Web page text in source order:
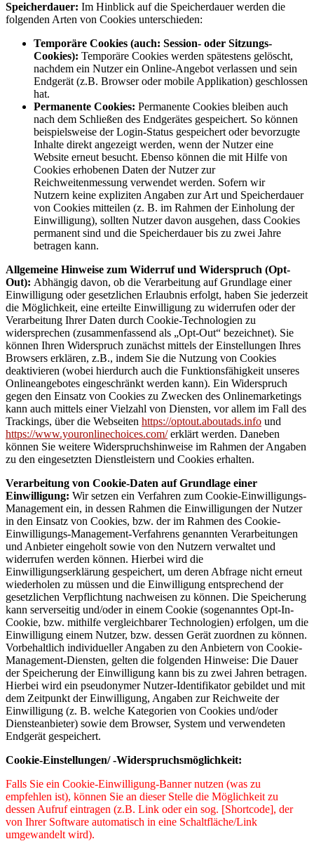
Speicherdauer: Im Hinblick auf die Speicherdauer werden die
folgenden Arten von Cookies unterschieden:
Temporäre Cookies (auch: Session- oder Sitzungs-
Cookies): Temporäre Cookies werden spätestens gelöscht,
nachdem ein Nutzer ein Online-Angebot verlassen und sein
Endgerät (z.B. Browser oder mobile Applikation) geschlossen
hat.
Permanente Cookies: Permanente Cookies bleiben auch
nach dem Schließen des Endgerätes gespeichert. So können
beispielsweise der Login-Status gespeichert oder bevorzugte
Inhalte direkt angezeigt werden, wenn der Nutzer eine
Website erneut besucht. Ebenso können die mit Hilfe von
Cookies erhobenen Daten der Nutzer zur
Reichweitenmessung verwendet werden. Sofern wir
Nutzern keine expliziten Angaben zur Art und Speicherdauer
von Cookies mitteilen (z. B. im Rahmen der Einholung der
Einwilligung), sollten Nutzer davon ausgehen, dass Cookies
permanent sind und die Speicherdauer bis zu zwei Jahre
betragen kann.
Allgemeine Hinweise zum Widerruf und Widerspruch (Opt-
Out): Abhängig davon, ob die Verarbeitung auf Grundlage einer
Einwilligung oder gesetzlichen Erlaubnis erfolgt, haben Sie jederzeit
die Möglichkeit, eine erteilte Einwilligung zu widerrufen oder der
Verarbeitung Ihrer Daten durch Cookie-Technologien zu
widersprechen (zusammenfassend als „Opt-Out“ bezeichnet). Sie
können Ihren Widerspruch zunächst mittels der Einstellungen Ihres
Browsers erklären, z.B., indem Sie die Nutzung von Cookies
deaktivieren (wobei hierdurch auch die Funktionsfähigkeit unseres
Onlineangebotes eingeschränkt werden kann). Ein Widerspruch
gegen den Einsatz von Cookies zu Zwecken des Onlinemarketings
kann auch mittels einer Vielzahl von Diensten, vor allem im Fall des
Trackings, über die Webseiten https://optout.aboutads.info und
https://www.youronlinechoices.com/erklärt werden. Daneben
können Sie weitere Widerspruchshinweise im Rahmen der Angaben
zu den eingesetzten Dienstleistern und Cookies erhalten.
Verarbeitung von Cookie-Daten auf Grundlage einer
Einwilligung: Wir setzen ein Verfahren zum Cookie-Einwilligungs-
Management ein, in dessen Rahmen die Einwilligungen der Nutzer
in den Einsatz von Cookies, bzw. der im Rahmen des Cookie-
Einwilligungs-Management-Verfahrens genannten Verarbeitungen
und Anbieter eingeholt sowie von den Nutzern verwaltet und
widerrufen werden können. Hierbei wird die
Einwilligungserklärung gespeichert, um deren Abfrage nicht erneut
wiederholen zu müssen und die Einwilligung entsprechend der
gesetzlichen Verpflichtung nachweisen zu können. Die Speicherung
kann serverseitig und/oder in einem Cookie (sogenanntes Opt-In-
Cookie, bzw. mithilfe vergleichbarer Technologien) erfolgen, um die
Einwilligung einem Nutzer, bzw. dessen Gerät zuordnen zu können.
Vorbehaltlich individueller Angaben zu den Anbietern von Cookie-
Management-Diensten, gelten die folgenden Hinweise: Die Dauer
der Speicherung der Einwilligung kann bis zu zwei Jahren betragen.
Hierbei wird ein pseudonymer Nutzer-Identifikator gebildet und mit
dem Zeitpunkt der Einwilligung, Angaben zur Reichweite der
Einwilligung (z. B. welche Kategorien von Cookies und/oder
Diensteanbieter) sowie dem Browser, System und verwendeten
Endgerät gespeichert.
Cookie-Einstellungen/ -Widerspruchsmöglichkeit:
Falls Sie ein Cookie-Einwilligung-Banner nutzen (was zu
empfehlen ist), können Sie an dieser Stelle die Möglichkeit zu
dessen Aufruf eintragen (z.B. Link oder ein sog. [Shortcode], der
von Ihrer Software automatisch in eine Schaltfläche/Link
umgewandelt wird).